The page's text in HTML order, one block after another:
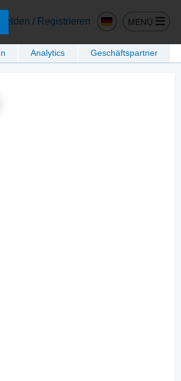
/ Registrieren MENÜ
Analytics Geschäftspartner